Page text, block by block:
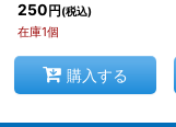
250 円 (税込)
在庫1個
購入する